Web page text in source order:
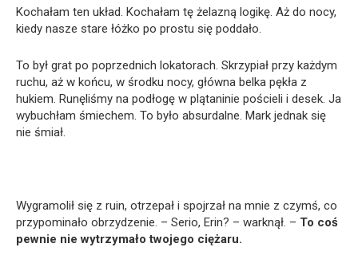
Kochałam ten układ. Kochałam tę żelazną logikę. Aż do nocy,
kiedy nasze stare łóżko po prostu się poddało.
To był grat po poprzednich lokatorach. Skrzypiał przy każdym
ruchu, aż w końcu, w środku nocy, główna belka pękła z
hukiem. Runęliśmy na podłogę w plątaninie pościeli i desek. Ja
wybuchłam śmiechem. To było absurdalne. Mark jednak się
nie śmiał.
Wygramolił się z ruin, otrzepał i spojrzał na mnie z czymś, co
przypominało obrzydzenie. – Serio, Erin? – warknął. – To coś
pewnie nie wytrzymało twojego ciężaru.